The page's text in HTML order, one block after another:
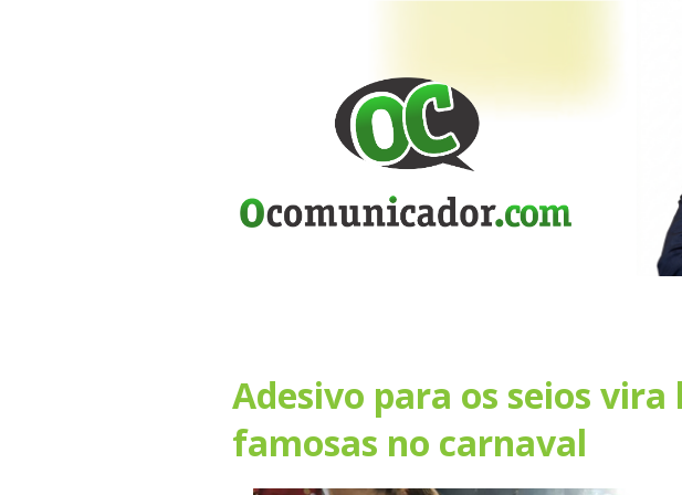
Adesivo para os seios
famosas no carnaval